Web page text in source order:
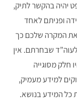
יהיה בהקשר לתיק,
ופניתם לאחד
את המקרה שלכם כך
שבחרתם. אין
חלק מסוגייה
למידע מעמיק,
כל המידע בנושא.